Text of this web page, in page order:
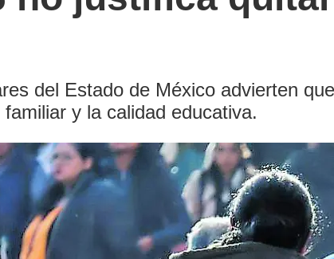
del Estado de México advierten
y la calidad educativa.